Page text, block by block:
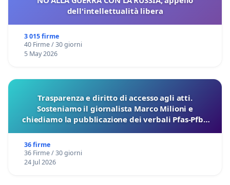
dell'intellettualità libera
3 015 firme
40 Firme / 30 giorni
5 May 2026
Trasparenza e diritto di accesso agli atti.
Sosteniamo il giornalista Marco Milioni e
chiediamo la pubblicazione dei verbali Pfas-Pfba
36 firme
36 Firme / 30 giorni
24 Jul 2026